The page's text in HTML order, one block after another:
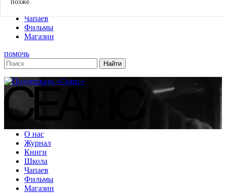
Чапаев
Фильмы
Магазин
помочь
О нас
Журнал
Книги
Школа
Чапаев
Фильмы
Магазин
позже.